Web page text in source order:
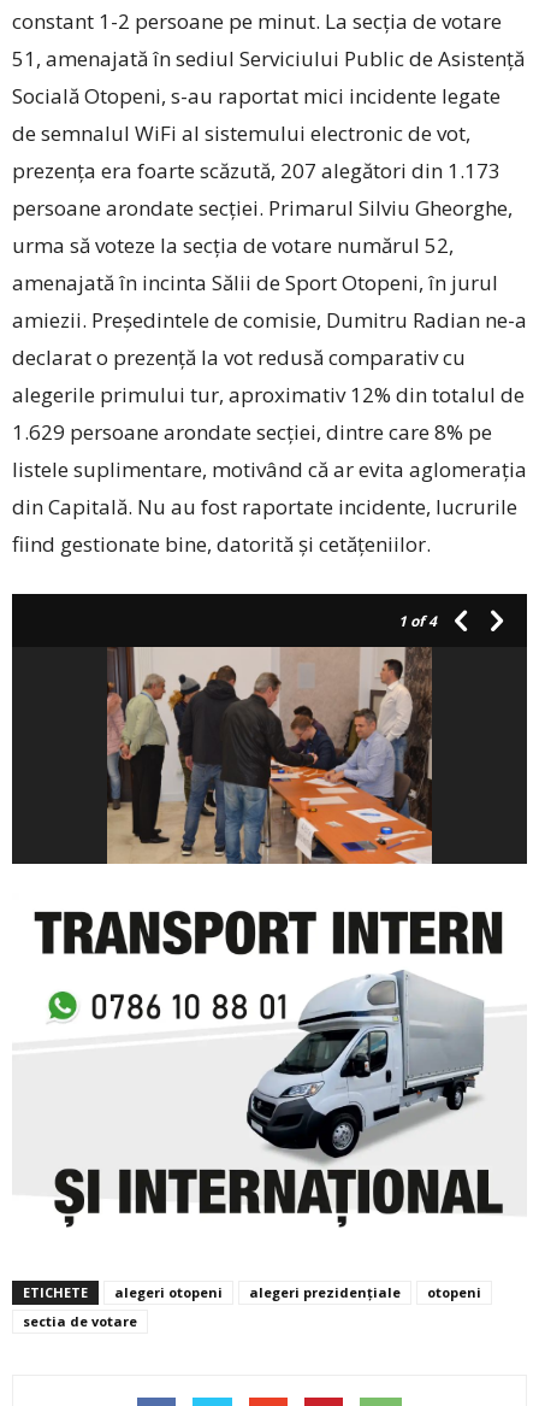
constant 1-2 persoane pe minut. La secţia de votare
51, amenajată în sediul Serviciului Public de Asistenţă
Socială Otopeni, s-au raportat mici incidente legate
de semnalul WiFi al sistemului electronic de vot,
prezenţa era foarte scăzută, 207 alegători din 1.173
persoane arondate secţiei. Primarul Silviu Gheorghe,
urma să voteze la secţia de votare numărul 52,
amenajată în incinta Sălii de Sport Otopeni, în jurul
amiezii. Președintele de comisie, Dumitru Radian ne-a
declarat o prezenţă la vot redusă comparativ cu
alegerile primului tur, aproximativ 12% din totalul de
1.629 persoane arondate secţiei, dintre care 8% pe
listele suplimentare, motivând că ar evita aglomeraţia
din Capitală. Nu au fost raportate incidente, lucrurile
fiind gestionate bine, datorită și cetăţeniilor.
1 of 4
ETICHETE alegeri otopeni alegeri prezidențiale
otopeni
sectia de votare